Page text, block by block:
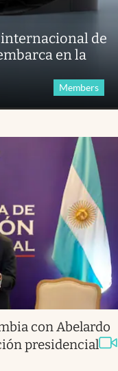
de
en la
Members
con Abelardo
presidencial